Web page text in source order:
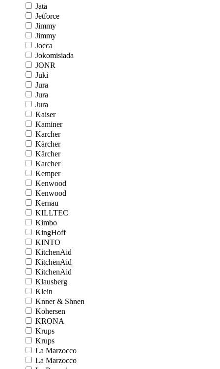
Jata
Jetforce
Jimmy
Jimmy
Jocca
Jokomisiada
JONR
Juki
Jura
Jura
Jura
Kaiser
Kaminer
Karcher
Kärcher
Kärcher
Karcher
Kemper
Kenwood
Kenwood
Kernau
KILLTEC
Kimbo
KingHoff
KINTO
KitchenAid
KitchenAid
KitchenAid
Klausberg
Klein
Knner & Shnen
Kohersen
KRONA
Krups
Krups
La Marzocco
La Marzocco